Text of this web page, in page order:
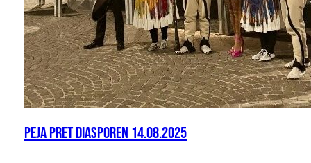
PEJA PRET DIASPOREN 14.08.2025